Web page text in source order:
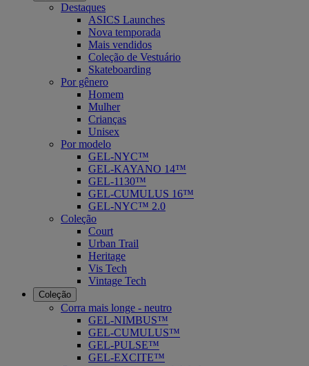
Destaques
ASICS Launches
Nova temporada
Mais vendidos
Coleção de Vestuário
Skateboarding
Por gênero
Homem
Mulher
Crianças
Unisex
Por modelo
GEL-NYC™
GEL-KAYANO 14™
GEL-1130™
GEL-CUMULUS 16™
GEL-NYC™ 2.0
Coleção
Court
Urban Trail
Heritage
Vis Tech
Vintage Tech
Coleção
Corra mais longe - neutro
GEL-NIMBUS™
GEL-CUMULUS™
GEL-PULSE™
GEL-EXCITE™